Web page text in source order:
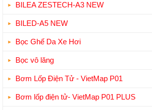
BILEA ZESTECH-A3 NEW
BILED-A5 NEW
Bọc Ghế Da Xe Hơi
Bọc vô lăng
Bơm Lốp Điện Tử - VietMap P01
Bơm lốp điện tử- VietMap P01 PLUS